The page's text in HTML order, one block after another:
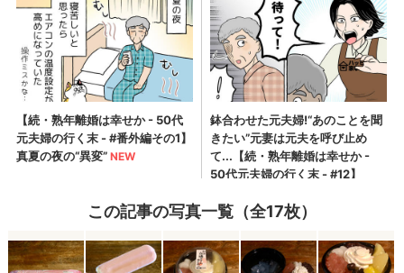
この記事の写真一覧（全17枚）